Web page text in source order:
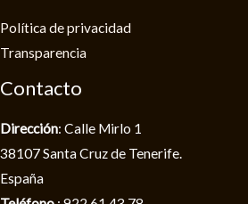
Política de privacidad​
Transparencia
Contacto
Dirección: Calle Mirlo 1
38107 Santa Cruz de Tenerife.
España